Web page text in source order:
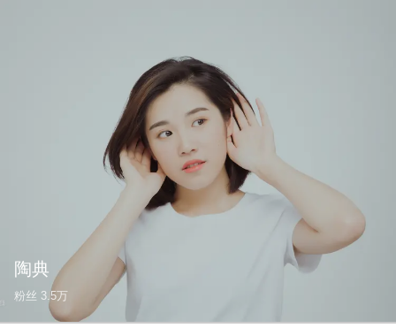
陶典
粉丝 3.5万